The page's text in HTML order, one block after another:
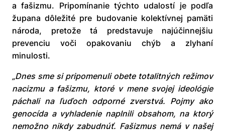
a fašizmu. Pripomínanie týchto udalostí je podľa
župana dôležité pre budovanie kolektívnej pamäti
národa, pretože tá predstavuje najúčinnejšiu
prevenciu voči opakovaniu chýb a zlyhaní
minulosti.
„Dnes sme si pripomenuli obete totalitných režimov
nacizmu a fašizmu, ktoré v mene svojej ideológie
páchali na ľuďoch odporné zverstvá. Pojmy ako
genocída a vyhladenie naplnili obsahom, na ktorý
nemožno nikdy zabudnúť. Fašizmus nemá v našej